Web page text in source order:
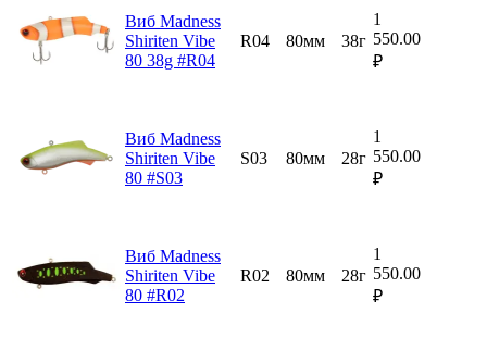
Виб Madness
Shiriten Vibe
80 38g #R04
R04 80мм 38г
1
550.00
₽
Виб Madness
Shiriten Vibe
80 #S03
S03 80мм 28г
1
550.00
₽
Виб Madness
Shiriten Vibe
80 #R02
R02 80мм 28г
1
550.00
₽